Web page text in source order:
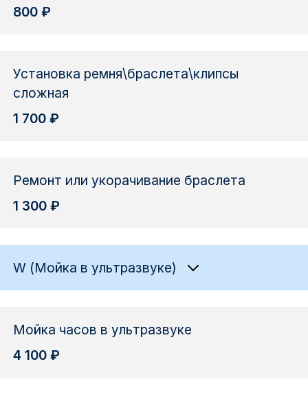
800 ₽
Установка ремня\браслета\клипсы
сложная
1 700 ₽
Ремонт или укорачивание браслета
1 300 ₽
W (Мойка в ультразвуке)
Мойка часов в ультразвуке
4 100 ₽